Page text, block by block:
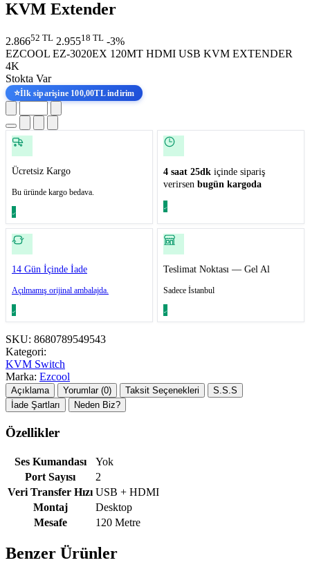
KVM Extender
2.86652 TL 2.95518 TL -3%
EZCOOL EZ-3020EX 120MT HDMI USB KVM EXTENDER
4K
Stokta Var
⭐İlk siparişine 100,00TL indirim
Ücretsiz Kargo
Bu üründe kargo bedava.
4 saat 25dk içinde sipariş
verirsen bugün kargoda
14 Gün İçinde İade
Açılmamış orijinal ambalajda.
Teslimat Noktası — Gel Al
Sadece İstanbul
SKU: 8680789549543
Kategori:
KVM Switch
Marka: Ezcool
Açıklama Yorumlar (0) Taksit Seçenekleri
S.S.S
İade Şartları
Neden Biz?
Özellikler
Ses Kumandası
Yok
Port Sayısı
2
Veri Transfer Hızı USB + HDMI
Montaj
Desktop
Mesafe
120 Metre
Benzer Ürünler